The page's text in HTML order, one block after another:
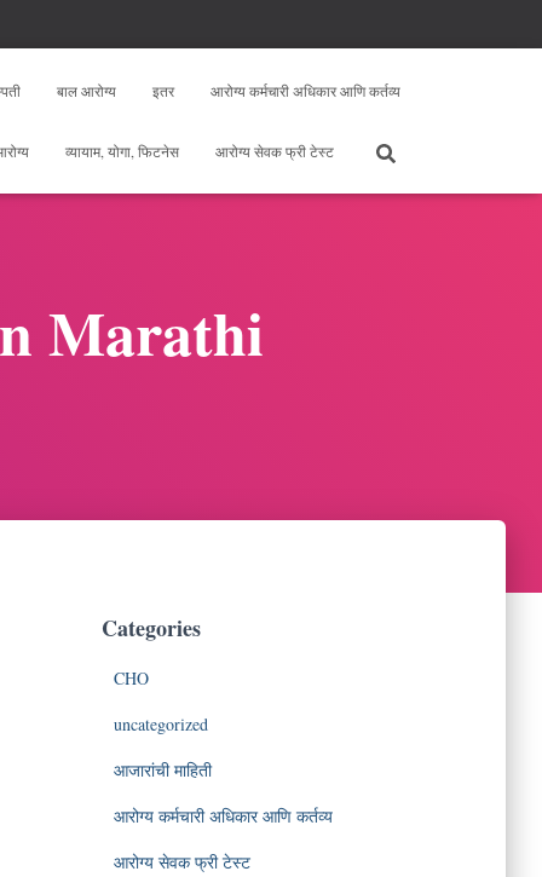
बाल आरोग्य इतर आरोग्य कर्मचारी अधिकार आणि कर्तव्य
व्यायाम, योगा, फिटनेस आरोग्य सेवक फ्री टेस्ट
Marathi
Categories
CHO
uncategorized
आजारांची माहिती
आरोग्य कर्मचारी अधिकार आणि कर्तव्य
आरोग्य सेवक फ्री टेस्ट